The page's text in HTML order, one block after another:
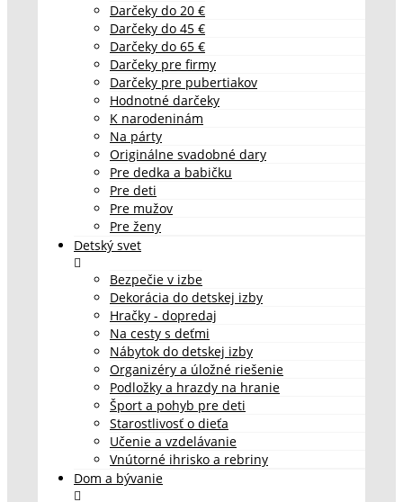
Darčeky do 20 €
Darčeky do 45 €
Darčeky do 65 €
Darčeky pre firmy
Darčeky pre pubertiakov
Hodnotné darčeky
K narodeninám
Na párty
Originálne svadobné dary
Pre dedka a babičku
Pre deti
Pre mužov
Pre ženy
Detský svet
Bezpečie v izbe
Dekorácia do detskej izby
Hračky - dopredaj
Na cesty s deťmi
Nábytok do detskej izby
Organizéry a úložné riešenie
Podložky a hrazdy na hranie
Šport a pohyb pre deti
Starostlivosť o dieťa
Učenie a vzdelávanie
Vnútorné ihrisko a rebriny
Dom a bývanie